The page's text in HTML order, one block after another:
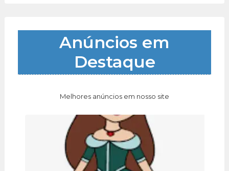
Anúncios em
Destaque
Melhores anúncios em nosso site